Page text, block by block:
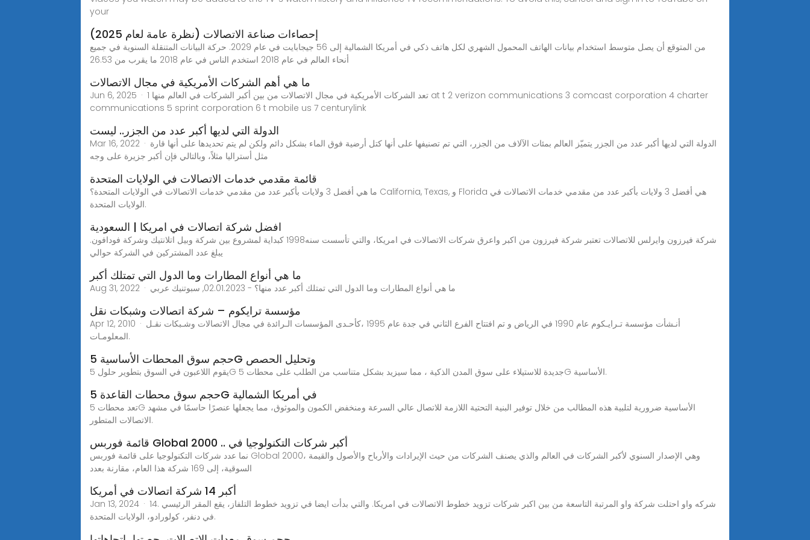
your
إحصاءات صناعة الاتصالات (نظرة عامة لعام 2025)
من المتوقع أن يصل متوسط استخدام بيانات الهاتف المحمول الشهري لكل هاتف ذكي في أمريكا الشمالية إلى 56 جيجابايت في عام 2029. حركة البيانات المتنقلة السنوية في جميع
أنحاء العالم في عام 2018 استخدم الناس في عام 2018 ما يقرب من 26.53
ما هي أهم الشركات الأمريكية في مجال الاتصالات
Jun 6, 2025 · تعد الشركات الأمريكية في مجال الاتصالات من بين أكبر الشركات في العالم منها 1 at t 2 verizon communications 3 comcast corporation 4 charter
communications 5 sprint corporation 6 t mobile us 7 centurylink
الدولة التي لديها أكبر عدد من الجزر.. ليست
Mar 16, 2022 · الدولة التي لديها أكبر عدد من الجزر يتميّز العالم بمئات الآلاف من الجزر، التي تم تصنيفها على أنها كتل أرضية فوق الماء بشكل دائم ولكن لم يتم تحديدها على أنها قارة
مثل أستراليا مثلاً، وبالتالي فإن أكبر جزيرة على وجه
قائمة مقدمي خدمات الاتصالات في الولايات المتحدة
ما هي أفضل 3 ولايات بأكبر عدد من مقدمي خدمات الاتصالات في الولايات المتحدة؟ California, Texas, و Florida هي أفضل 3 ولايات بأكبر عدد من مقدمي خدمات الاتصالات في
الولايات المتحدة.
افضل شركة اتصالات في امريكا | السعودية
شركة فيرزون وايرلس للاتصالات تعتبر شركة فيرزون من اكبر واعرق شركات الاتصالات في امريكا، والتي تأسست سنه1998 كبداية لمشروع بين شركة وبيل اتلانتيك وشركة فودافون.
يبلغ عدد المشتركين في الشركة حوالي
ما هي أنواع المطارات وما الدول التي تمتلك أكبر
Aug 31, 2022 · ما هي أنواع المطارات وما الدول التي تمتلك أكبر عدد منها؟ - 02.01.2023, سبوتنيك عربي
مؤسسة ترايكوم – شركة اتصالات وشبكات نقل
Apr 12, 2010 · أنـشأت مؤسسة تـرايـكوم عام 1990 في الرياض و تم افتتاح الفرع الثاني في جدة عام 1995 ،كأحـدى المؤسسات الـرائدة في مجال الاتصالات وشـبكات نقـل
المعلومـات.
حجم سوق المحطات الأساسية 5G وتحليل الحصص
يقوم اللاعبون في السوق بتطوير حلول 5G جديدة للاستيلاء على سوق المدن الذكية ، مما سيزيد بشكل متناسب من الطلب على محطات 5G الأساسية.
حجم سوق محطات القاعدة 5G في أمريكا الشمالية
تعد محطات 5G الأساسية ضرورية لتلبية هذه المطالب من خلال توفير البنية التحتية اللازمة للاتصال عالي السرعة ومنخفض الكمون والموثوق، مما يجعلها عنصرًا حاسمًا في مشهد
الاتصالات المتطور.
قائمة فوربس Global 2000 .. أكبر شركات التكنولوجيا في
نما عدد شركات التكنولوجيا على قائمة فوربس Global 2000، وهي الإصدار السنوي لأكبر الشركات في العالم والذي يصنف الشركات من حيث الإيرادات والأرباح والأصول والقيمة
السوقية، إلى 169 شركة هذا العام، مقارنة بعدد
أكبر 14 شركة اتصالات في أمريكا
Jan 13, 2024 · 14. شركه واو احتلت شركة واو المرتبة التاسعة من بين اكبر شركات تزويد خطوط الاتصالات في امريكا. والتي بدأت ايضا في تزويد خطوط التلفاز، يقع المقر الرئيسي
في دنفر، كولورادو، الولايات المتحدة.